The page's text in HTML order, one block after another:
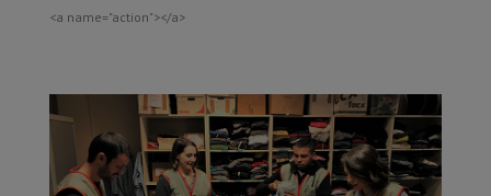
<a name="action"></a>